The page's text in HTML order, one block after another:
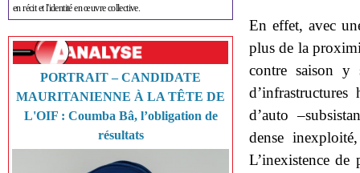
en récit et l'identité en œuvre collective.
PORTRAIT – CANDIDATE
MAURITANIENNE À LA TÊTE DE
L'OIF : Coumba Bâ, l’obligation de
résultats
En effet, avec
plus de la
contre saison y
d’auto
dense
L’inexistence